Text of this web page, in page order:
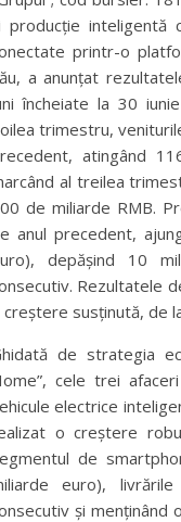
producție inteligentă
printr-o
a anunțat
încheiate la 30
trimestru,
atingând
al treilea
de miliarde RMB.
anul precedent,
depășind 10
Rezultatele
creștere susținută, de
de strategia
cele trei
electrice
o creștere
de
euro),
și menținând